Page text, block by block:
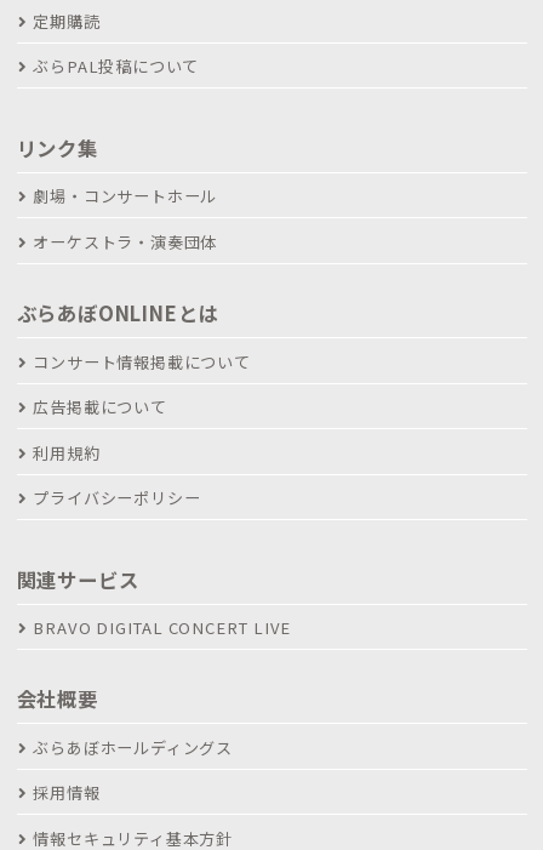
定期購読
ぶらPAL投稿について
リンク集
劇場・コンサートホール
オーケストラ・演奏団体
ぶらあぼONLINEとは
コンサート情報掲載について
広告掲載について
利用規約
プライバシーポリシー
関連サービス
BRAVO DIGITAL CONCERT LIVE
会社概要
ぶらあぼホールディングス
採用情報
情報セキュリティ基本方針